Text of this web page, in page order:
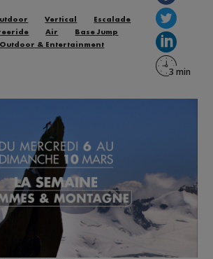
Vertical
Escalade
Air
Base Jump
Outdoor & Entertainment